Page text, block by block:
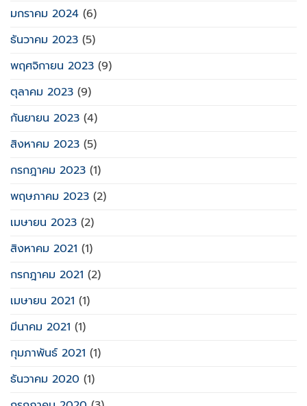
มกราคม 2024 (6)
ธันวาคม 2023 (5)
พฤศจิกายน 2023 (9)
ตุลาคม 2023 (9)
กันยายน 2023 (4)
สิงหาคม 2023 (5)
กรกฎาคม 2023 (1)
พฤษภาคม 2023 (2)
เมษายน 2023 (2)
สิงหาคม 2021 (1)
กรกฎาคม 2021 (2)
เมษายน 2021 (1)
มีนาคม 2021 (1)
กุมภาพันธ์ 2021 (1)
ธันวาคม 2020 (1)